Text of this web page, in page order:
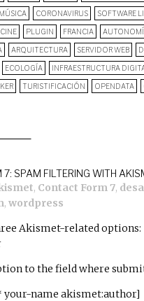
MÚSICA CORONAVIRUS SOFTWARE
CINE PLUGIN FRANCIA
ARQUITECTURA SERVIDOR WEB
ECOLOGÍA INFRAESTRUCTURA
TURISTIFICACIÓN OPENDATA
SPAM FILTERING WITH
, Contact Form 7,
, wordpress
Akismet-related options:
to the field where
your-name akismet:author]